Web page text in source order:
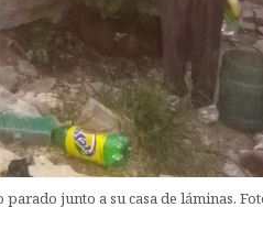
junto a su casa de láminas.